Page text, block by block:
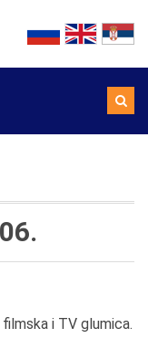
i TV glumica.